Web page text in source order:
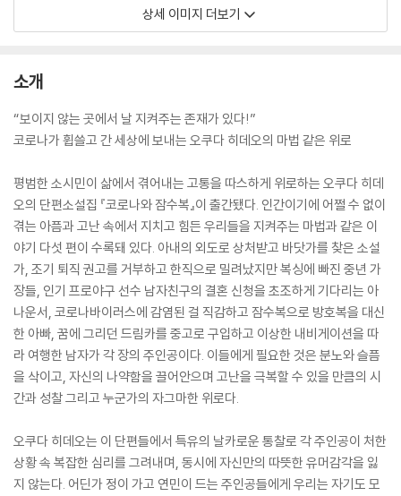
상세 이미지 더보기
소개
“보이지 않는 곳에서 날 지켜주는 존재가 있다!”
코로나가 휩쓸고 간 세상에 보내는 오쿠다 히데오의 마법 같은 위로
평범한 소시민이 삶에서 겪어내는 고통을 따스하게 위로하는 오쿠다 히데
오의 단편소설집 『코로나와 잠수복』이 출간됐다. 인간이기에 어쩔 수 없이
겪는 아픔과 고난 속에서 지치고 힘든 우리들을 지켜주는 마법과 같은 이
야기 다섯 편이 수록돼 있다. 아내의 외도로 상처받고 바닷가를 찾은 소설
가, 조기 퇴직 권고를 거부하고 한직으로 밀려났지만 복싱에 빠진 중년 가
장들, 인기 프로야구 선수 남자친구의 결혼 신청을 초조하게 기다리는 아
나운서, 코로나바이러스에 감염된 걸 직감하고 잠수복으로 방호복을 대신
한 아빠, 꿈에 그리던 드림카를 중고로 구입하고 이상한 내비게이션을 따
라 여행한 남자가 각 장의 주인공이다. 이들에게 필요한 것은 분노와 슬픔
을 삭이고, 자신의 나약함을 끌어안으며 고난을 극복할 수 있을 만큼의 시
간과 성찰 그리고 누군가의 자그마한 위로다.
오쿠다 히데오는 이 단편들에서 특유의 날카로운 통찰로 각 주인공이 처한
상황 속 복잡한 심리를 그려내며, 동시에 자신만의 따뜻한 유머감각을 잃
지 않는다. 어딘가 정이 가고 연민이 드는 주인공들에게 우리는 자기도 모